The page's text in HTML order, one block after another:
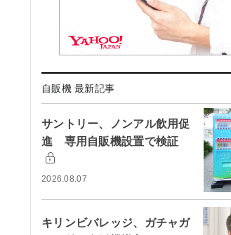
自販機 最新記事
サントリー、ノンアル飲用促
進 専用自販機設置で検証
2026.08.07
キリンビバレッジ、ガチャガ